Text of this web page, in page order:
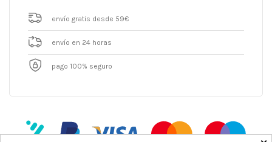
envío gratis desde 59€
envío en 24 horas
pago 100% seguro